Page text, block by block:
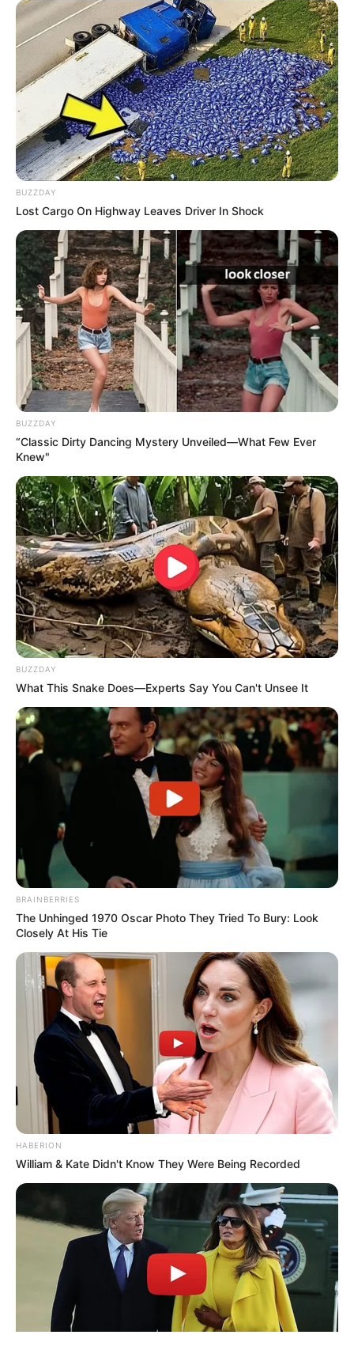
TAGS
ΕΥΒΟΙΑ
ΧΑΛΚΙΔΑ ΝΕΑ
ΤΑΥΤΟΤΗΤΑ ΚΑΙ ΕΠΙΚΟΙΝΩΝΙΑ
© 2025 EVIANEWS του Γιώργου Κουτσελίνη
BUZZDAY
Lost Cargo On Highway Leaves Driver In Shock
BUZZDAY
“Classic Dirty Dancing Mystery Unveiled—What Few Ever
Knew"
BUZZDAY
What This Snake Does—Experts Say You Can't Unsee It
BRAINBERRIES
The Unhinged 1970 Oscar Photo They Tried To Bury: Look
Closely At His Tie
HABERION
William & Kate Didn't Know They Were Being Recorded